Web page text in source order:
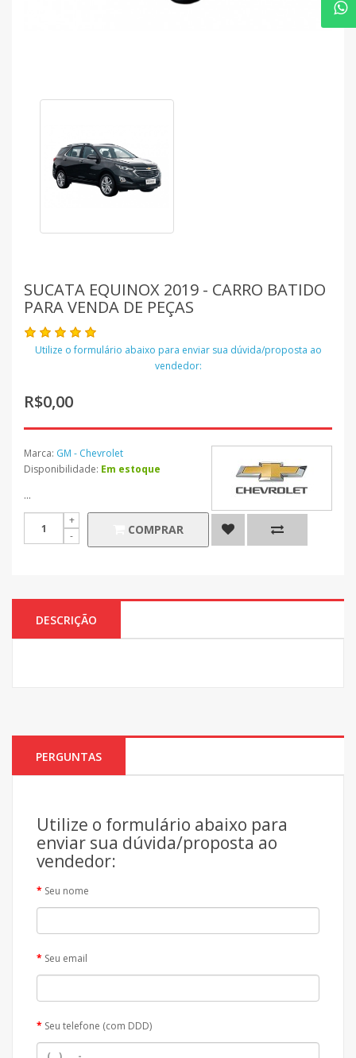
SUCATA EQUINOX 2019 - CARRO BATIDO
PARA VENDA DE PEÇAS
Utilize o formulário abaixo para enviar sua dúvida/proposta ao
vendedor:
R$0,00
Marca: GM - Chevrolet
Disponibilidade: Em estoque
...
COMPRAR
DESCRIÇÃO
PERGUNTAS
Utilize o formulário abaixo para
enviar sua dúvida/proposta ao
vendedor:
Seu nome
Seu email
Seu telefone (com DDD)